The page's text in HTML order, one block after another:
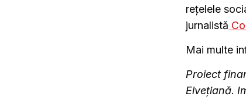
rețelele
jurnalistă
Mai multe
Proiect
Elvețiană.